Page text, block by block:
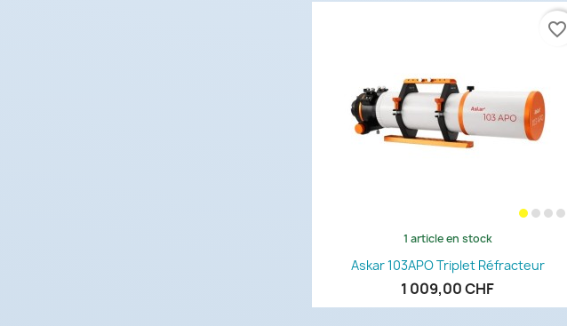
Aperçu rapide
1 article en stock
Askar 103APO Triplet Réfracteur
1 009,00 CHF
favorite_border